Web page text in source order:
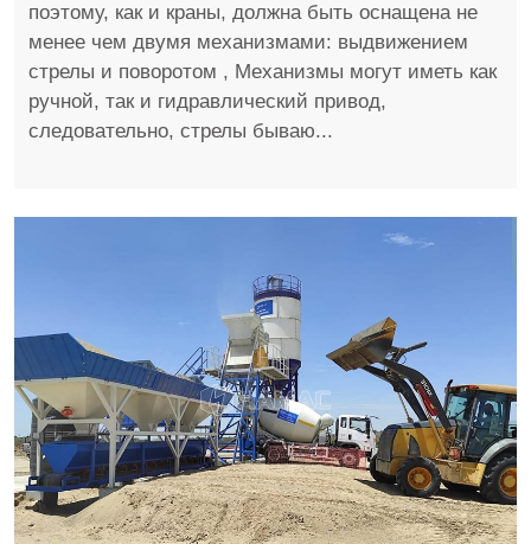
поэтому, как и краны, должна быть оснащена не
менее чем двумя механизмами: выдвижением
стрелы и поворотом , Механизмы могут иметь как
ручной, так и гидравлический привод,
следовательно, стрелы бываю...